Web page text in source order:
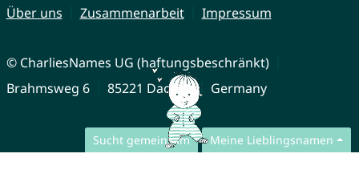
Sucht gemeinsam Meine Lieblingsnamen
Über uns
Zusammenarbeit Impressum
© CharliesNames UG (haftungsbeschränkt)
Brahmsweg 6
85221 Dachau Germany